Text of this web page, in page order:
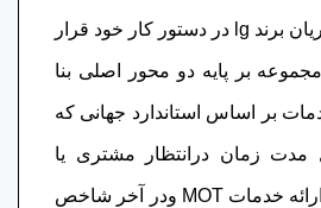
ارائه خدمات به مشتریان برند lg در دستور کار خود قرار
بر پایه دو محور اصلی بنا
خدمات بر اساس استاندارد جهانی که
مدت زمان درانتظار مشتری یا
همان. TAT وکیفیت ارائه خدمات MOT ودر آخر شاخص